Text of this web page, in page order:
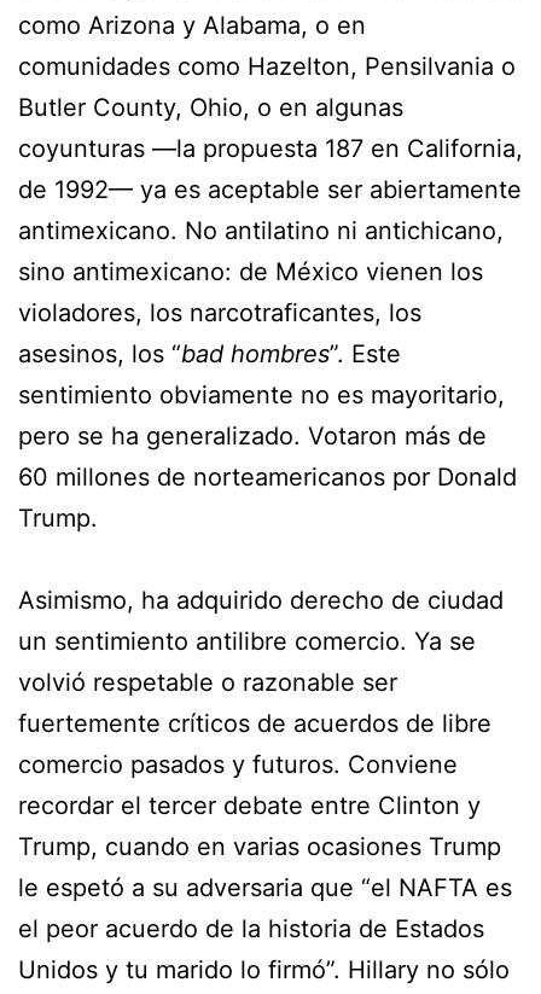
como Arizona y Alabama, o en
comunidades como Hazelton, Pensilvania o
Butler County, Ohio, o en algunas
coyunturas —la propuesta 187 en California,
de 1992— ya es aceptable ser abiertamente
antimexicano. No antilatino ni antichicano,
sino antimexicano: de México vienen los
violadores, los narcotraficantes, los
asesinos, los “bad hombres”. Este
sentimiento obviamente no es mayoritario,
pero se ha generalizado. Votaron más de
60 millones de norteamericanos por Donald
Trump.
Asimismo, ha adquirido derecho de ciudad
un sentimiento antilibre comercio. Ya se
volvió respetable o razonable ser
fuertemente críticos de acuerdos de libre
comercio pasados y futuros. Conviene
recordar el tercer debate entre Clinton y
Trump, cuando en varias ocasiones Trump
le espetó a su adversaria que “el NAFTA es
el peor acuerdo de la historia de Estados
Unidos y tu marido lo firmó”. Hillary no sólo